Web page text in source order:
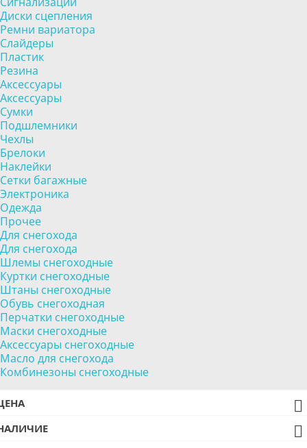
Диски сцепления
Ремни вариатора
Слайдеры
Пластик
Резина
Аксессуары
Аксессуары
Сумки
Подшлемники
Чехлы
Брелоки
Наклейки
Сетки багажные
Электроника
Одежда
Прочее
Для снегохода
Для снегохода
Шлемы снегоходные
Куртки снегоходные
Штаны снегоходные
Обувь снегоходная
Перчатки снегоходные
Маски снегоходные
Аксессуары снегоходные
Масло для снегохода
Комбинезоны снегоходные

